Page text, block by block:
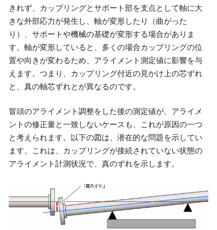
きれず、カップリングとサポート部を支点として軸に大
きな外部応力が発生し、軸が変形したり（曲がった
り）、サポートや機械の基礎が変形する場合がありま
す。軸が変形していると、多くの場合カップリングの位
置や向きが変わるため、アライメント測定値に影響を与
えます。つまり、カップリング付近の見かけ上の芯ずれ
と、真の軸芯ずれとが異なるのです。
冒頭のアライメント調整をした後の測定値が、アライメ
ントの修正量と一致しないケースも、これが原因の一つ
と考えられます。以下の図は、潜在的な問題を示してい
ます。これは、カップリングが接続されていない状態の
アライメント計測状況で、真のずれを示します。